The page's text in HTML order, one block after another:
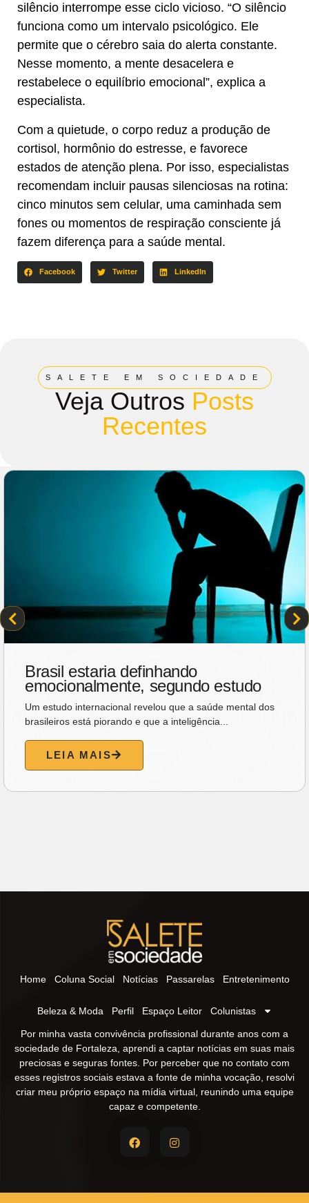
silêncio interrompe esse ciclo vicioso. “O silêncio
funciona como um intervalo psicológico. Ele
permite que o cérebro saia do alerta constante.
Nesse momento, a mente desacelera e
restabelece o equilíbrio emocional”, explica a
especialista.
Com a quietude, o corpo reduz a produção de
cortisol, hormônio do estresse, e favorece
estados de atenção plena. Por isso, especialistas
recomendam incluir pausas silenciosas na rotina:
cinco minutos sem celular, uma caminhada sem
fones ou momentos de respiração consciente já
fazem diferença para a saúde mental.
Facebook Twitter LinkedIn
SALETE EM SOCIEDADE
Veja Outros Posts
Recentes
Brasil estaria definhando
emocionalmente, segundo estudo
Um estudo internacional revelou que a saúde mental dos
brasileiros está piorando e que a inteligência...
LEIA MAIS
Home Coluna Social Notícias Passarelas Entretenimento
Beleza & Moda Perfil Espaço Leitor Colunistas
Por minha vasta convivência profissional durante anos com a
sociedade de Fortaleza, aprendi a captar notícias em suas mais
preciosas e seguras fontes. Por perceber que no contato com
esses registros sociais estava a fonte de minha vocação, resolvi
criar meu próprio espaço na mídia virtual, reunindo uma equipe
capaz e competente.